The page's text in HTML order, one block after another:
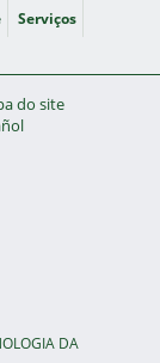
Serviços
do site
DA